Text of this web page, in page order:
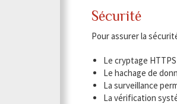
Sécurité
Pour assurer la
Le cryptage HTTPS
Le hachage de
La surveillance
La vérification